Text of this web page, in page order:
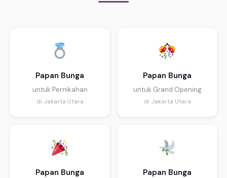
Papan Bunga
untuk Pernikahan
di Jakarta Utara
Papan Bunga
untuk Grand Opening
di Jakarta Utara
Papan Bunga Papan Bunga